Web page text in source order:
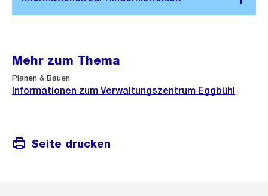
Mehr zum Thema
Planen & Bauen
Informationen zum Verwaltungszentrum Eggbühl
Seite drucken